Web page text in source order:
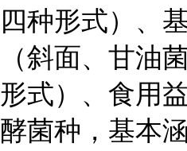
四种形式）、
（斜面、甘油
形式）、食用
酵菌种，基本